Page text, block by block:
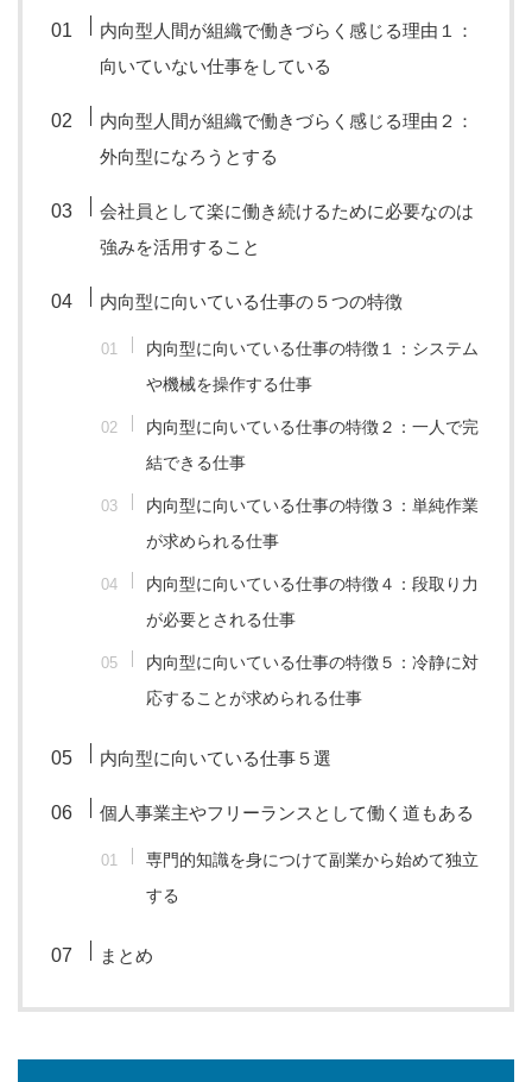
内向型人間が組織で働きづらく感じる理由１：
向いていない仕事をしている
内向型人間が組織で働きづらく感じる理由２：
外向型になろうとする
会社員として楽に働き続けるために必要なのは
強みを活用すること
内向型に向いている仕事の５つの特徴
内向型に向いている仕事の特徴１：システム
や機械を操作する仕事
内向型に向いている仕事の特徴２：一人で完
結できる仕事
内向型に向いている仕事の特徴３：単純作業
が求められる仕事
内向型に向いている仕事の特徴４：段取り力
が必要とされる仕事
内向型に向いている仕事の特徴５：冷静に対
応することが求められる仕事
内向型に向いている仕事５選
個人事業主やフリーランスとして働く道もある
専門的知識を身につけて副業から始めて独立
する
まとめ